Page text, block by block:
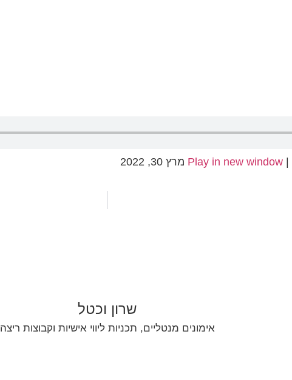
Play in new window
שרון וכטל
אימונים מנטליים, תכניות ליווי אישיות וקבוצות ריצה